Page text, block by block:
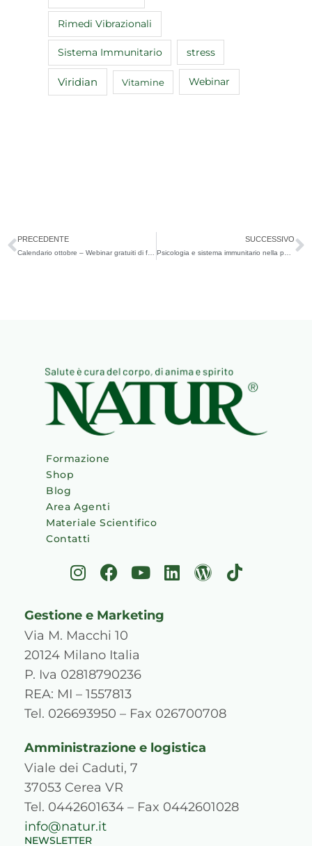
Rimedi Vibrazionali
Sistema Immunitario stress
Viridian Vitamine Webinar
Precedente
PRECEDENTE SUCCESSIVO
Formazione
Shop
Blog
Area Agenti
Materiale Scientifico
Contatti
I
n
t
a
g
r
a
m
F
a
e
b
o
o
k
Y
o
t
e
L
i
W
o
s
T
i
Gestione e Marketing
Via M. Macchi 10
20124 Milano Italia
P. Iva 02818790236
REA: MI – 1557813
Tel. 026693950 – Fax 026700708
Amministrazione e logistica
Viale dei Caduti, 7
37053 Cerea VR
Tel. 0442601634 – Fax 0442601028
info@natur.it
NEWSLETTER